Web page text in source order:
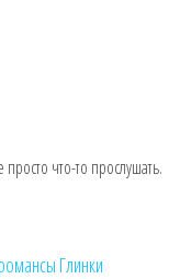
что-то прослушать.
Глинки